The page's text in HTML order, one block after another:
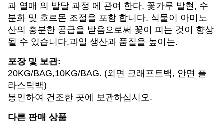
과 열매 의 발달 과정 에 관여 한다, 꽃가루 발현, 수
분화 및 호르몬 조절을 포함 합니다. 식물이 아미노
산의 충분한 공급을 받음으로써 꽃이 피는 것이 향상
될 수 있습니다.과일 생산과 품질을 높이는.
포장 및 보관:
20KG/BAG,10KG/BAG. (외면 크래프트백, 안면 플
라스틱백)
봉인하여 건조한 곳에 보관하십시오.
다른 판매 상품